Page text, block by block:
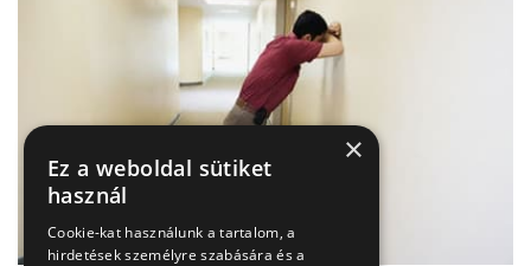
×
Ez a weboldal sütiket
használ
Cookie-kat használunk a tartalom, a
hirdetések személyre szabására és a